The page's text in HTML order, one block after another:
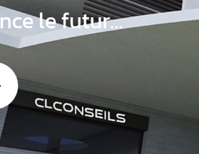
le futur…